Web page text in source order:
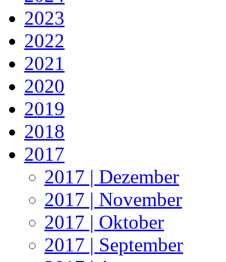
2023
2022
2021
2020
2019
2018
2017
2017 | Dezember
2017 | November
2017 | Oktober
2017 | September